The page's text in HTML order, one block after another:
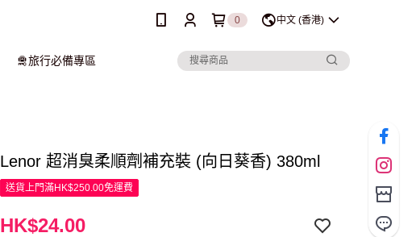
0 中文 (香港)
🛅旅行必備專區
Lenor 超消臭柔順劑補充裝 (向日葵香) 380ml
送貨上門滿HK$250.00免運費
HK$24.00